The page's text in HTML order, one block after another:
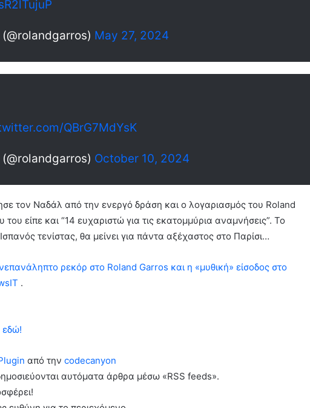
May 27, 2024
QBrG7MdYsK
October 10, 2024
τον Ναδάλ από την ενεργό δράση και ο λογαριασμός του Roland
είπε και “14 ευχαριστώ για τις εκατομμύρια αναμνήσεις”. Το
τενίστας, θα μείνει για πάντα αξέχαστος στο Παρίσι…
ρεκόρ στο Roland Garros και η «μυθική» είσοδος στο
.
εδώ!
από την codecanyon
αυτόματα άρθρα μέσω «RSS feeds».